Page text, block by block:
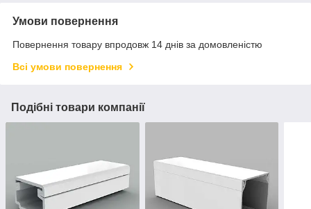
Умови повернення
Повернення товару впродовж 14 днів за домовленістю
Всі умови повернення
Подібні товари компанії